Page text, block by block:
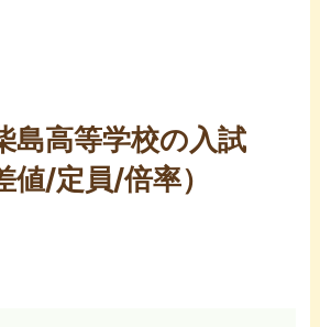
島高等学校の入試
値/定員/倍率）